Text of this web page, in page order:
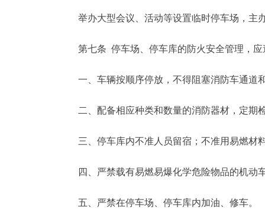
举办大型会议、活动等设置临时停车场，主
第七条 停车场、停车库的防火安全管理，应
一、车辆按顺序停放，不得阻塞消防车通道
二、配备相应种类和数量的消防器材，定期
三、停车库内不准人员留宿；不准用易燃材
四、严禁载有易燃易爆化学危险物品的机动
五、严禁在停车场、停车库内加油、修车。